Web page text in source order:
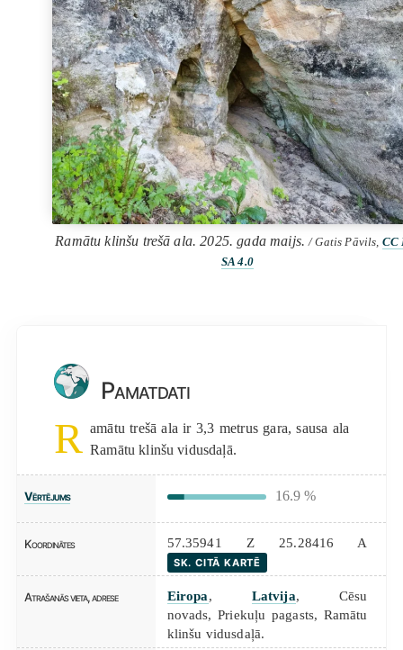
Ramātu klinšu trešā ala. 2025. gada maijs./ Gatis Pāvils, CC
SA 4.0
Pamatdati
R amātu trešā ala ir 3,3 metrus gara, sausa ala
Ramātu klinšu vidusdaļā.
Vērtējums 16.9 %
Koordinātes 57.35941 Z 25.28416 A
SK. CITĀ KARTĒ
Atrašanās vieta, adrese Eiropa, Latvija, Cēsu
novads, Priekuļu pagasts, Ramātu
klinšu vidusdaļā.